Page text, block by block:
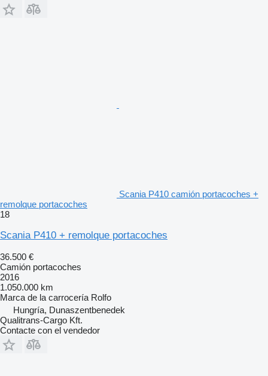
Scania P410 camión portacoches +
remolque portacoches
18
Scania P410 + remolque portacoches
36.500 €
Camión portacoches
2016
1.050.000 km
Marca de la carrocería Rolfo
Hungría, Dunaszentbenedek
Qualitrans-Cargo Kft.
Contacte con el vendedor